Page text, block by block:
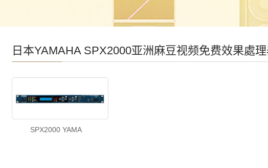
日本YAMAHA SPX2000亚洲麻豆视频免费效果處
SPX2000 YAMA